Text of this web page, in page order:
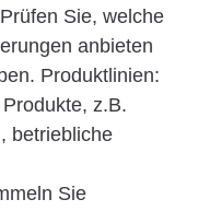
Sie, welche
anbieten
Produktlinien:
z.B.
betriebliche
Sie